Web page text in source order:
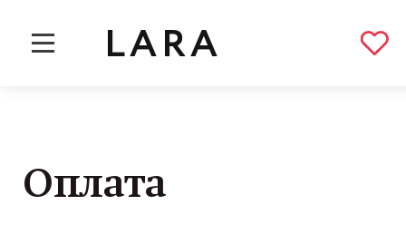
LARA
навигации
Оплата